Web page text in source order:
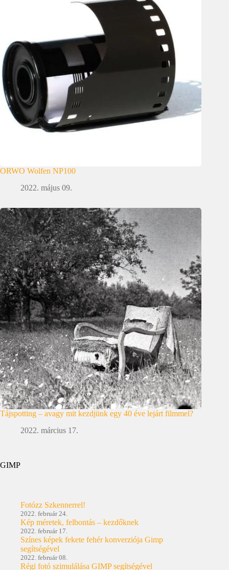
ORWO Wolfen NP100
2022. május 09.
Tájspotting – avagy mit kezdjünk egy 40 éve lejárt filmmel?
2022. március 17.
GIMP
Fotózz Szkennerrel!
2022. február 24.
Kép méretek, felbontás – kezdőknek
2022. február 17.
Színes képek fekete fehér konverziója Gimp
segítségével
2022. február 08.
Régi fotó szimulálása GIMP segítségével